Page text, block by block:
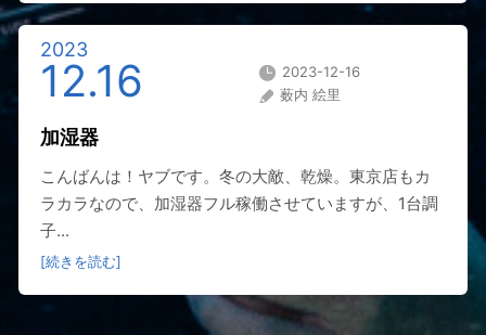
2023
12.16
2023-12-16
薮内 絵里
加湿器
こんばんは！ヤブです。冬の大敵、乾燥。東京店もカ
ラカラなので、加湿器フル稼働させていますが、1台調
子...
[続きを読む]